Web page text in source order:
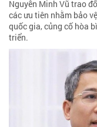
Nguyễn Minh Vũ trao
các ưu tiên nhằm bảo
quốc gia, củng cố hòa
triển.